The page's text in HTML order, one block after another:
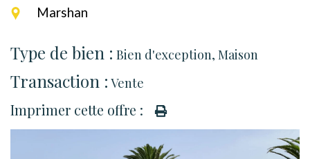
Marshan
Type de bien : Bien d'exception, Maison
Transaction : Vente
Imprimer cette offre :